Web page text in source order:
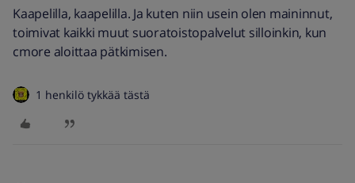
Kaapelilla, kaapelilla. Ja kuten niin usein olen maininnut,
toimivat kaikki muut suoratoistopalvelut silloinkin, kun
cmore aloittaa pätkimisen.
1 henkilö tykkää tästä